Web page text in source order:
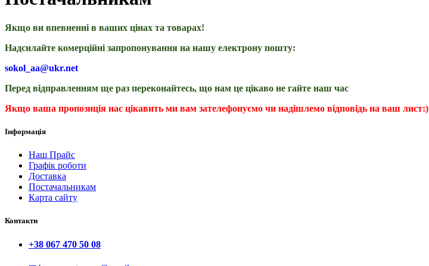
Якщо ви впевненні в ваших цінах та товарах!
Надсилайте комерційні запропонування на нашу електрону пошту:
sokol_aa@ukr.net
Перед відправленням ще раз переконайтесь, що нам це цікаво не гайте наш час
Якщо ваша пропозиція нас цікавить ми вам зателефонуємо чи надішлемо відповідь на ваш лист:)
Інформація
Наш Прайс
Графік роботи
Доставка
Постачальникам
Карта сайту
Контакти
+38 067 470 50 08